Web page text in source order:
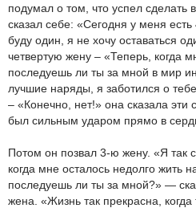
подумал о том, что успел сделать
сказал себе: «Сегодня у меня
буду один, я не хочу оставаться
четвертую жену – «Теперь, когда
последуешь ли ты за мной в мир
лучшие наряды, я заботился о
– «Конечно, нет!» она сказала эти
был сильным ударом прямо в
Потом он позвал 3-ю жену. «Я так
когда мне осталось недолго жить
последуешь ли ты за мной?» —
жена. «Жизнь так прекрасна,